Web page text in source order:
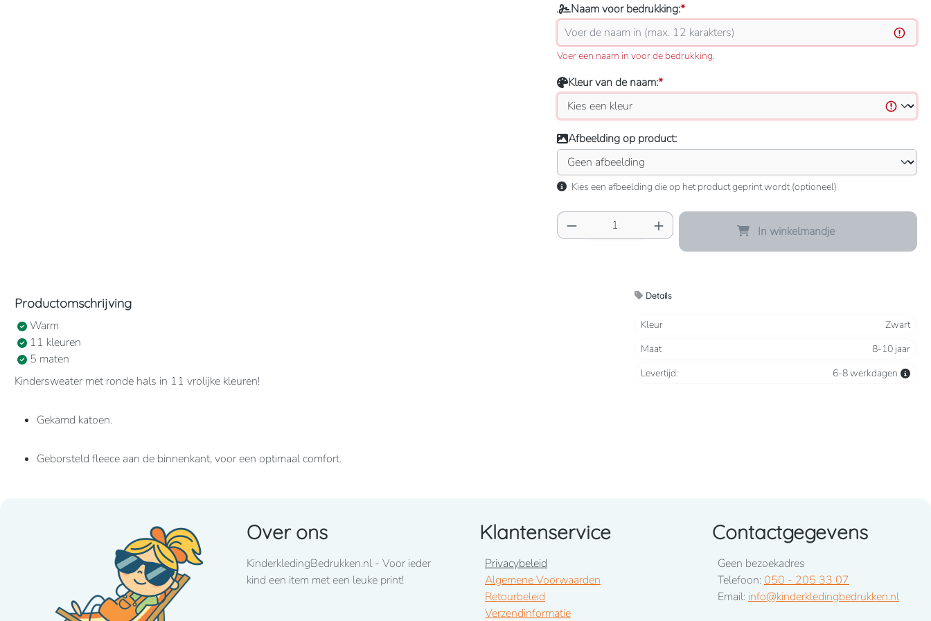
Naam voor bedrukking:*
Voer een naam in voor de bedrukking.
Kleur van de naam:*
Afbeelding op product:
Kies een afbeelding die op het product geprint wordt (optioneel)
Producthoeveelheid: Voer de gewenste
In winkelmandje
Productomschrijving
Warm
11 kleuren
5 maten
Kindersweater met ronde hals in 11 vrolijke kleuren!
Gekamd katoen.
Geborsteld fleece aan de binnenkant, voor een optimaal comfort.
80% katoen / 20% polyester
Details
Kleur
Zwart
Maat
8-10 jaar
Levertijd:
6-8 werkdagen
Over ons
KinderkledingBedrukken.nl - Voor ieder
kind een item met een leuke print!
Klantenservice
Privacybeleid
Algemene Voorwaarden
Retourbeleid
Verzendinformatie
Contactgegevens
Geen bezoekadres
Telefoon: 050 - 205 33 07
Email: info@kinderkledingbedrukken.nl